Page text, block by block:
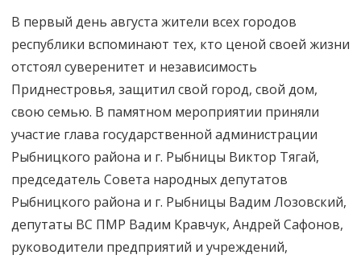
В первый день августа жители всех городов
республики вспоминают тех, кто ценой своей жизни
отстоял суверенитет и независимость
Приднестровья, защитил свой город, свой дом,
свою семью. В памятном мероприятии приняли
участие глава государственной администрации
Рыбницкого района и г. Рыбницы Виктор Тягай,
председатель Совета народных депутатов
Рыбницкого района и г. Рыбницы Вадим Лозовский,
депутаты ВС ПМР Вадим Кравчук, Андрей Сафонов,
руководители предприятий и учреждений,